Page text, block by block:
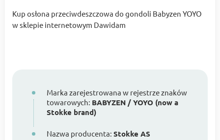
Kup osłona przeciwdeszczowa do gondoli Babyzen YOYO
w sklepie internetowym Dawidam
Marka zarejestrowana w rejestrze znaków
towarowych: BABYZEN / YOYO (now a
Stokke brand)
Nazwa producenta: Stokke AS